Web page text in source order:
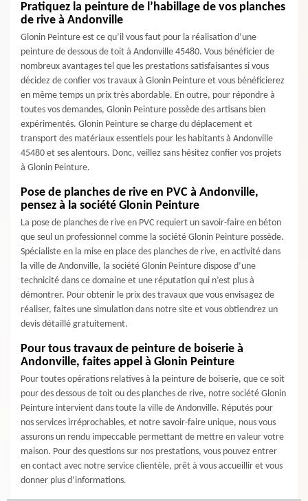
Pratiquez la peinture de l’habillage de vos planches
de rive à Andonville
Glonin Peinture est ce qu’il vous faut pour la réalisation d’une
peinture de dessous de toit à Andonville 45480. Vous bénéficier de
nombreux avantages tel que les prestations satisfaisantes si vous
décidez de confier vos travaux à Glonin Peinture et vous bénéficierez
en même temps un prix très abordable. En outre, pour répondre à
toutes vos demandes, Glonin Peinture possède des artisans bien
expérimentés. Glonin Peinture se charge du déplacement et
transport des matériaux essentiels pour les habitants à Andonville
45480 et ses alentours. Donc, veillez sans hésitez confier vos projets
à Glonin Peinture.
Pose de planches de rive en PVC à Andonville,
pensez à la société Glonin Peinture
La pose de planches de rive en PVC requiert un savoir-faire en béton
que seul un professionnel comme la société Glonin Peinture possède.
Spécialiste en la mise en place des planches de rive, en activité dans
la ville de Andonville, la société Glonin Peinture dispose d’une
technicité dans ce domaine et une réputation qui n’est plus à
démontrer. Pour obtenir le prix des travaux que vous envisagez de
réaliser, faites une simulation dans notre site et vous obtiendrez un
devis détaillé gratuitement.
Pour tous travaux de peinture de boiserie à
Andonville, faites appel à Glonin Peinture
Pour toutes opérations relatives à la peinture de boiserie, que ce soit
pour des dessous de toit ou des planches de rive, notre société Glonin
Peinture intervient dans toute la ville de Andonville. Réputés pour
nos services irréprochables, et notre savoir-faire unique, nous vous
assurons un rendu impeccable permettant de mettre en valeur votre
maison. Pour des questions sur nos prestations, vous pouvez entrer
en contact avec notre service clientèle, prêt à vous accueillir et vous
donner plus d’informations.